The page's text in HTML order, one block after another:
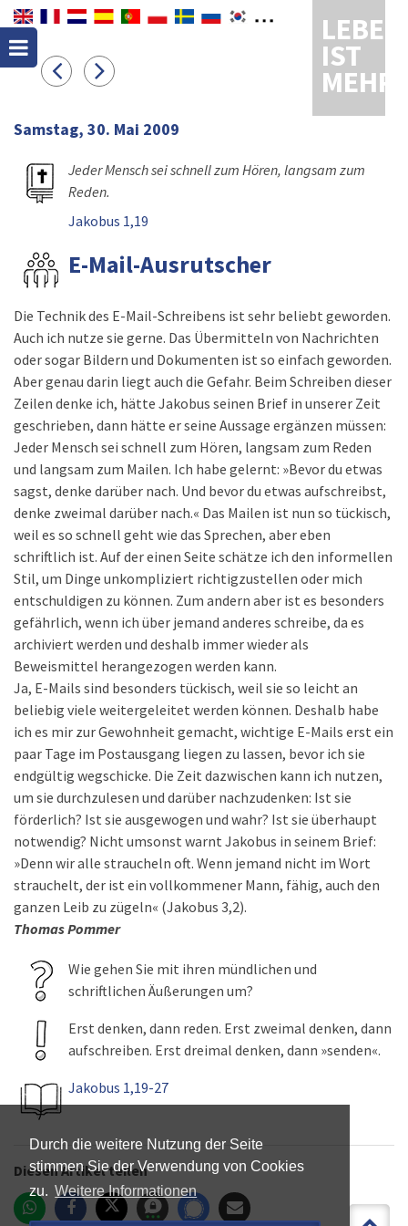
Durch die weitere Nutzung der Seite
stimmen Sie der Verwendung von Cookies
zu. Weitere Informationen
LEBEN
IST
MEHR
Samstag, 30. Mai 2009
Jeder Mensch sei schnell zum Hören, langsam zum
Reden.
Jakobus 1,19
E-Mail-Ausrutscher
Die Technik des E-Mail-Schreibens ist sehr beliebt geworden.
Auch ich nutze sie gerne. Das Übermitteln von Nachrichten
oder sogar Bildern und Dokumenten ist so einfach geworden.
Aber genau darin liegt auch die Gefahr. Beim Schreiben dieser
Zeilen denke ich, hätte Jakobus seinen Brief in unserer Zeit
geschrieben, dann hätte er seine Aussage ergänzen müssen:
Jeder Mensch sei schnell zum Hören, langsam zum Reden
und langsam zum Mailen. Ich habe gelernt: »Bevor du etwas
sagst, denke darüber nach. Und bevor du etwas aufschreibst,
denke zweimal darüber nach.« Das Mailen ist nun so tückisch,
weil es so schnell geht wie das Sprechen, aber eben
schriftlich ist. Auf der einen Seite schätze ich den informellen
Stil, um Dinge unkompliziert richtigzustellen oder mich
entschuldigen zu können. Zum andern aber ist es besonders
gefährlich, wenn ich über jemand anderes schreibe, da es
archiviert werden und deshalb immer wieder als
Beweismittel herangezogen werden kann.
Ja, E-Mails sind besonders tückisch, weil sie so leicht an
beliebig viele weitergeleitet werden können. Deshalb habe
ich es mir zur Gewohnheit gemacht, wichtige E-Mails erst ein
paar Tage im Postausgang liegen zu lassen, bevor ich sie
endgültig wegschicke. Die Zeit dazwischen kann ich nutzen,
um sie durchzulesen und darüber nachzudenken: Ist sie
förderlich? Ist sie ausgewogen und wahr? Ist sie überhaupt
notwendig? Nicht umsonst warnt Jakobus in seinem Brief:
»Denn wir alle straucheln oft. Wenn jemand nicht im Wort
strauchelt, der ist ein vollkommener Mann, fähig, auch den
ganzen Leib zu zügeln« (Jakobus 3,2).
Thomas Pommer
Wie gehen Sie mit ihren mündlichen und
schriftlichen Äußerungen um?
Erst denken, dann reden. Erst zweimal denken, dann
aufschreiben. Erst dreimal denken, dann »senden«.
Jakobus 1,19-27
Diesen Artikel teilen